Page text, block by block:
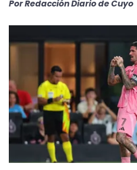
PorRedacción Diario de Cuyo